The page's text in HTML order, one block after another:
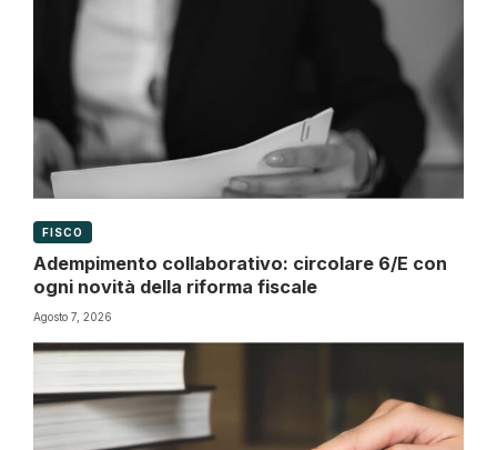
FISCO
Adempimento collaborativo: circolare 6/E con
ogni novità della riforma fiscale
Agosto 7, 2026